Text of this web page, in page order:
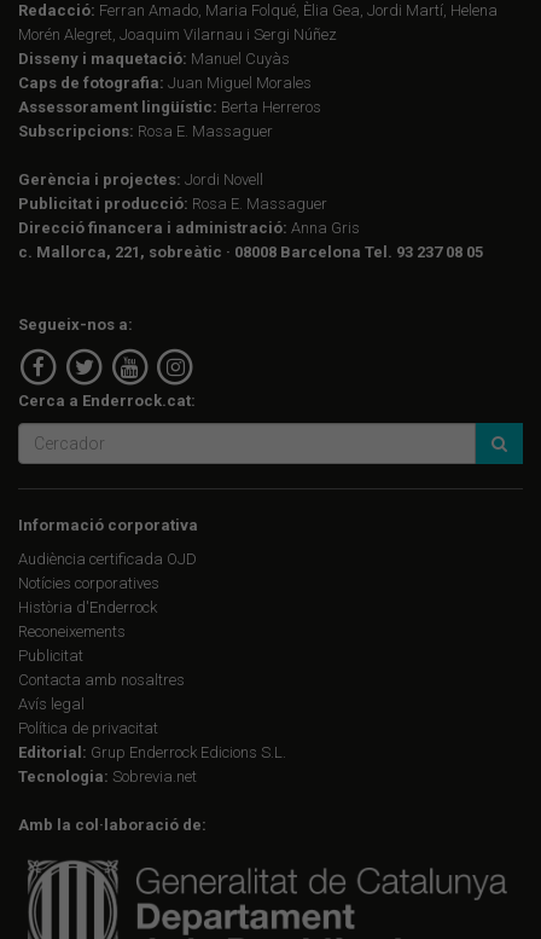
Redacció: Ferran Amado, Maria Folqué, Èlia Gea, Jordi Martí, Helena
Morén Alegret, Joaquim Vilarnau i Sergi Núñez
Disseny i maquetació: Manuel Cuyàs
Caps de fotografia: Juan Miguel Morales
Assessorament lingüístic: Berta Herreros
Subscripcions: Rosa E. Massaguer
Gerència i projectes: Jordi Novell
Publicitat i producció: Rosa E. Massaguer
Direcció financera i administració: Anna Gris
c. Mallorca, 221, sobreàtic · 08008 Barcelona Tel. 93 237 08 05
Segueix-nos a:
Cerca a Enderrock.cat:
Informació corporativa
Audiència certificada OJD
Notícies corporatives
Història d'Enderrock
Reconeixements
Publicitat
Contacta amb nosaltres
Avís legal
Política de privacitat
Editorial: Grup Enderrock Edicions S.L.
Tecnologia: Sobrevia.net
Amb la col·laboració de: